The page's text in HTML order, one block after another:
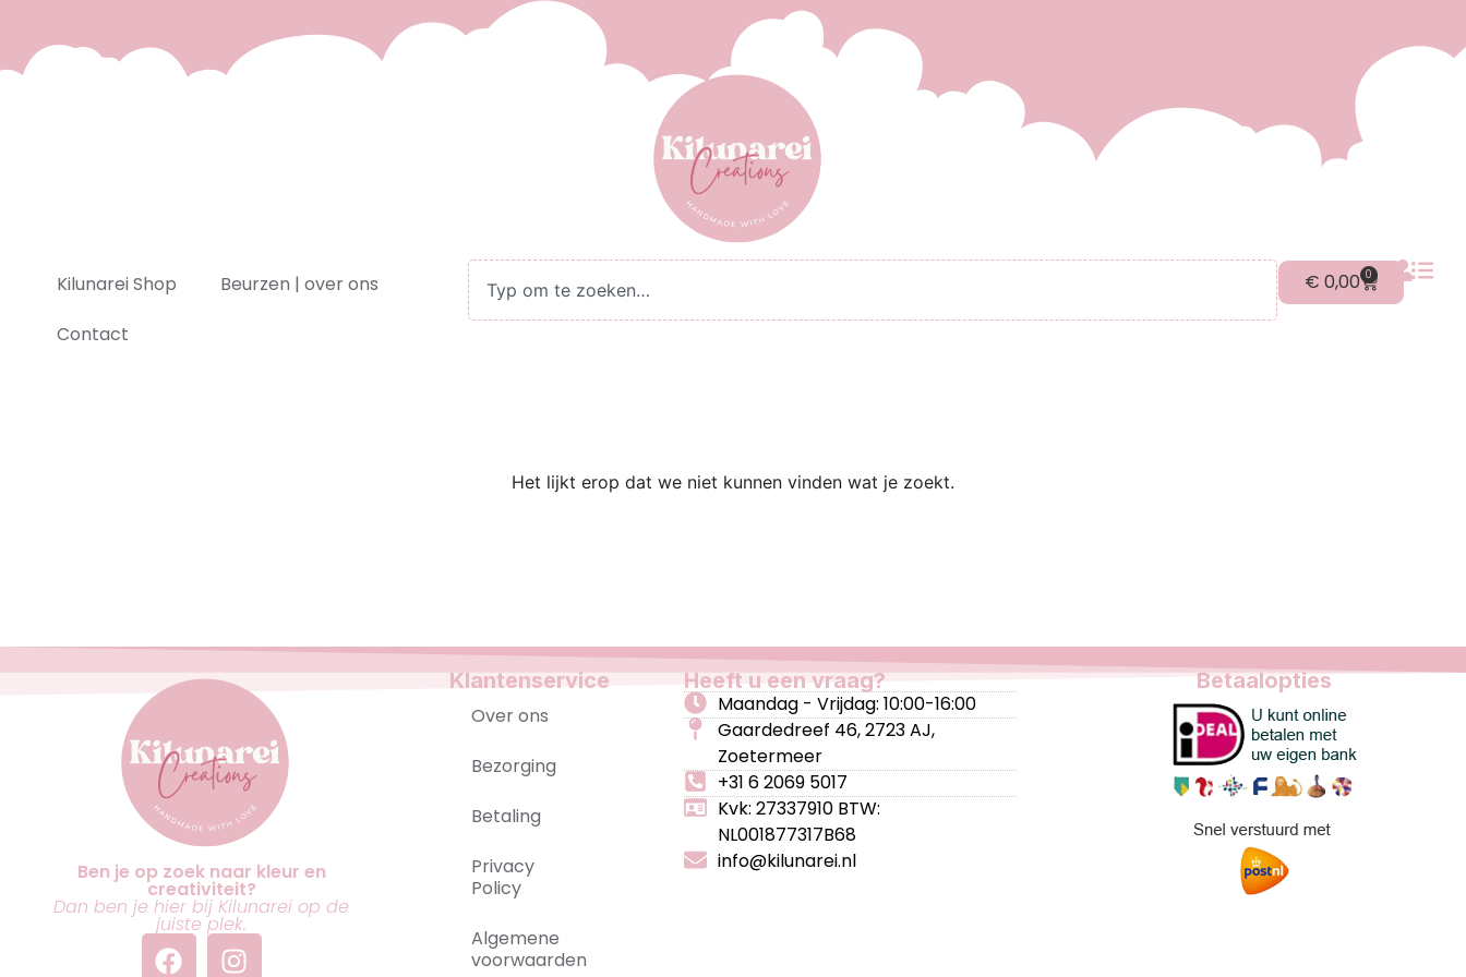
Kilunarei Shop
Beurzen | over ons
Contact
€ 0,00 0
Het lijkt erop dat we niet kunnen vinden wat je zoekt.
Ben je op zoek naar kleur en
creativiteit?
Dan ben je hier bij Kilunarei op de
juiste plek.
Klantenservice
Over ons
Bezorging
Betaling
Privacy
Policy
Algemene
voorwaarden
Heeft u een vraag?
Maandag - Vrijdag: 10:00-16:00
Gaardedreef 46, 2723 AJ,
Zoetermeer
+31 6 2069 5017
Kvk: 27337910 BTW:
NL001877317B68
info@kilunarei.nl
Betaalopties